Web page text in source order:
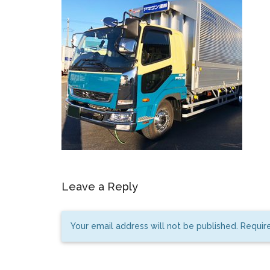
Leave a Reply
Your email address will not be published.